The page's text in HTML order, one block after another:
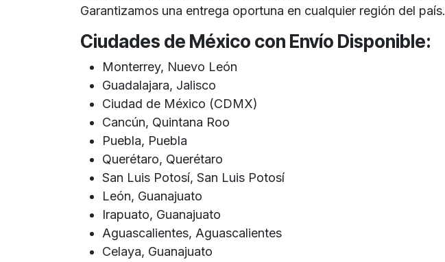
Garantizamos una entrega oportuna en cualquier región del país.
Ciudades de México con Envío Disponible:
Monterrey, Nuevo León
Guadalajara, Jalisco
Ciudad de México (CDMX)
Cancún, Quintana Roo
Puebla, Puebla
Querétaro, Querétaro
San Luis Potosí, San Luis Potosí
León, Guanajuato
Irapuato, Guanajuato
Aguascalientes, Aguascalientes
Celaya, Guanajuato